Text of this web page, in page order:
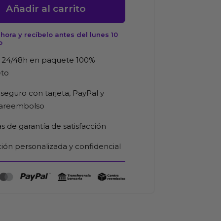
Añadir al carrito
y recíbelo antes del lunes 10
24/48h en paquete 100%
con tarjeta, PayPal y
de garantía de satisfacción
personalizada y confidencial